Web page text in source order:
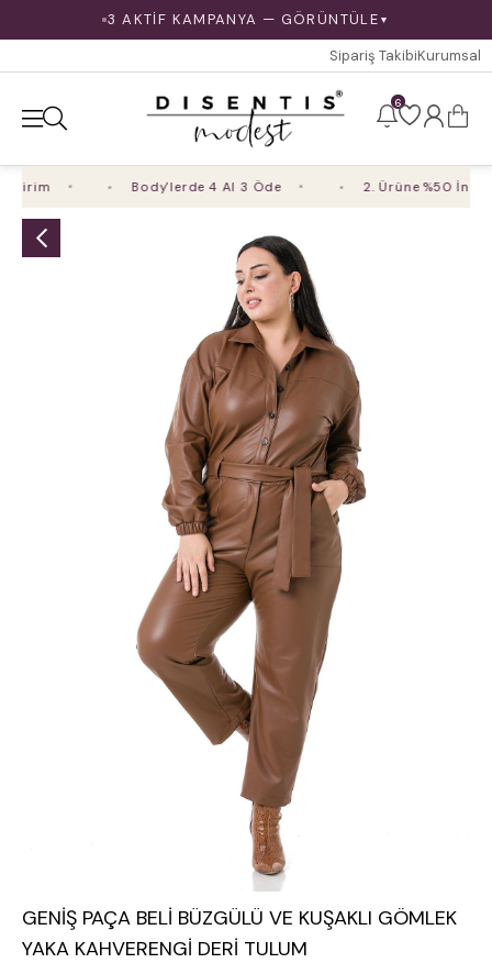
3 AKTİF KAMPANYA — GÖRÜNTÜLE ▼
Sipariş TakibiKurumsal
6
Body'lerde 4 Al 3 Öde 2. Ürüne %50 İndirim
GENİŞ PAÇA BELİ BÜZGÜLÜ VE KUŞAKLI GÖMLEK
YAKA KAHVERENGİ DERİ TULUM